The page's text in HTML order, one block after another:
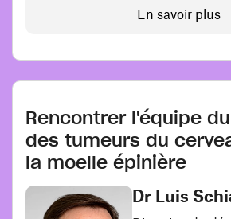
En savoir plus
Rencontrer l'équipe
des tumeurs du
la moelle épinière
Dr Luis